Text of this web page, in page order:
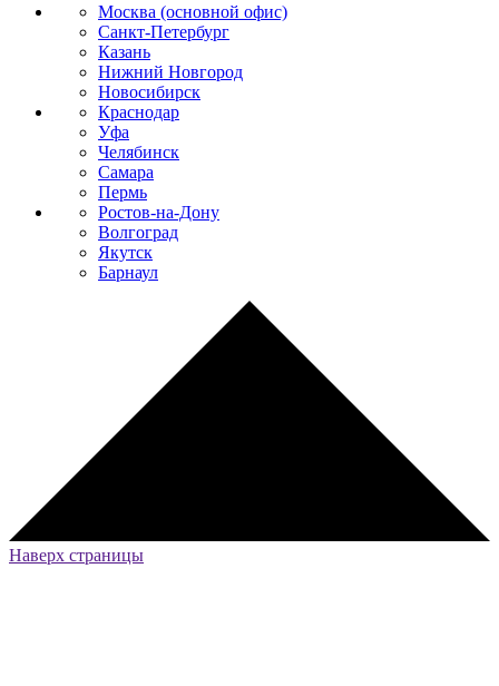
Москва (основной офис)
Санкт-Петербург
Казань
Нижний Новгород
Новосибирск
Краснодар
Уфа
Челябинск
Самара
Пермь
Ростов-на-Дону
Волгоград
Якутск
Барнаул
Наверх страницы